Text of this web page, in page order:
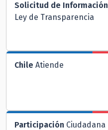
Solicitud de Información
Ley de Transparencia
Chile Atiende
Participación Ciudadana